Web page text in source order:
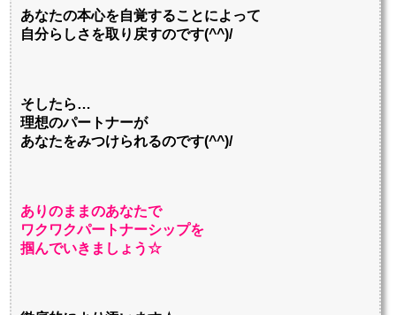
あなたの本心を自覚することによって
自分らしさを取り戻すのです(^^)/
そしたら…
理想のパートナーが
あなたをみつけられるのです(^^)/
ありのままのあなたで
ワクワクパートナーシップを
掴んでいきましょう☆